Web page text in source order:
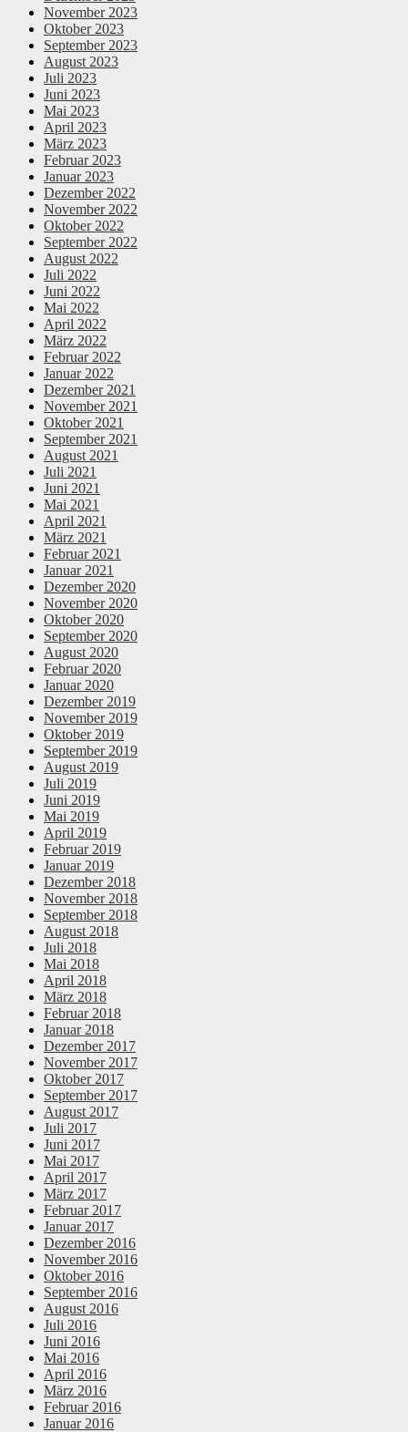
November 2023
Oktober 2023
September 2023
August 2023
Juli 2023
Juni 2023
Mai 2023
April 2023
März 2023
Februar 2023
Januar 2023
Dezember 2022
November 2022
Oktober 2022
September 2022
August 2022
Juli 2022
Juni 2022
Mai 2022
April 2022
März 2022
Februar 2022
Januar 2022
Dezember 2021
November 2021
Oktober 2021
September 2021
August 2021
Juli 2021
Juni 2021
Mai 2021
April 2021
März 2021
Februar 2021
Januar 2021
Dezember 2020
November 2020
Oktober 2020
September 2020
August 2020
Februar 2020
Januar 2020
Dezember 2019
November 2019
Oktober 2019
September 2019
August 2019
Juli 2019
Juni 2019
Mai 2019
April 2019
Februar 2019
Januar 2019
Dezember 2018
November 2018
September 2018
August 2018
Juli 2018
Mai 2018
April 2018
März 2018
Februar 2018
Januar 2018
Dezember 2017
November 2017
Oktober 2017
September 2017
August 2017
Juli 2017
Juni 2017
Mai 2017
April 2017
März 2017
Februar 2017
Januar 2017
Dezember 2016
November 2016
Oktober 2016
September 2016
August 2016
Juli 2016
Juni 2016
Mai 2016
April 2016
März 2016
Februar 2016
Januar 2016